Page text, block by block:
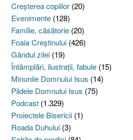
Creşterea copiilor (20)
Evenimente (128)
Familie, căsătorie (20)
Foaia Creştinului (426)
Gândul zilei (19)
Întâmplări, ilustraţii, fabule (15)
Minunile Domnului Isus (14)
Pildele Domnului Isus (75)
Podcast (1.329)
Proiectele Bisericii (1)
Roada Duhului (3)